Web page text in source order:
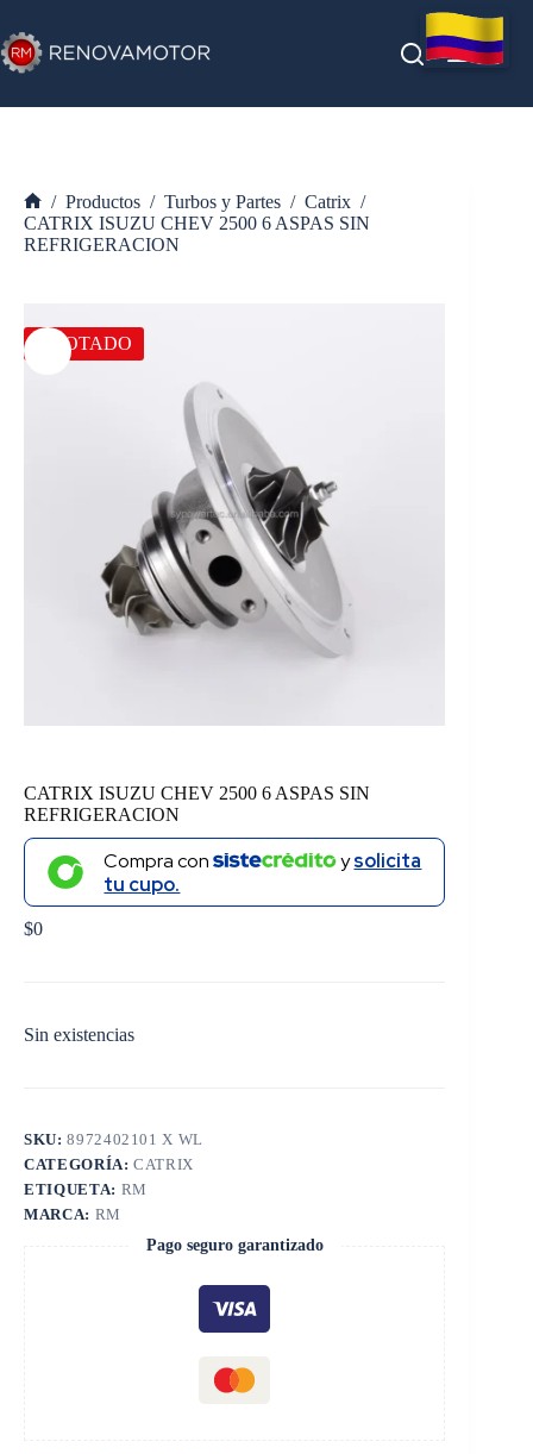
al
contenido
Inicio
/ Productos / Turbos y Partes / Catrix /
CATRIX ISUZU CHEV 2500 6 ASPAS SIN
REFRIGERACION
AGOTADO
CATRIX ISUZU CHEV 2500 6 ASPAS SIN
REFRIGERACION
Compra con ysolicita
tu cupo.
$0
Sin existencias
SKU:8972402101 X WL
CATEGORÍA:CATRIX
ETIQUETA: RM
MARCA: RM
Pago seguro garantizado